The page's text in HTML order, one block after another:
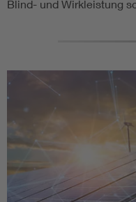
Blind- und Wirkleistung